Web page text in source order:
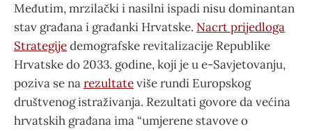
Međutim, mrzilački i nasilni ispadi nisu dominantan
stav građana i građanki Hrvatske. Nacrt prijedloga
Strategijedemografske revitalizacije Republike
Hrvatske do 2033. godine, koji je u e-Savjetovanju,
poziva se narezultateviše rundi Europskog
društvenog istraživanja. Rezultati govore da većina
hrvatskih građana ima “umjerene stavove o